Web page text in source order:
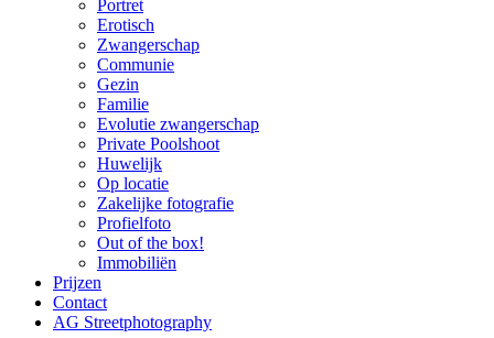
Portret
Erotisch
Zwangerschap
Communie
Gezin
Familie
Evolutie zwangerschap
Private Poolshoot
Huwelijk
Op locatie
Zakelijke fotografie
Profielfoto
Out of the box!
Immobiliën
Prijzen
Contact
AG Streetphotography